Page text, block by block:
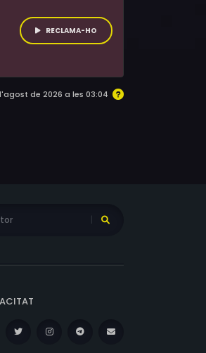
RECLAMA-HO
de 2026 a les 03:04